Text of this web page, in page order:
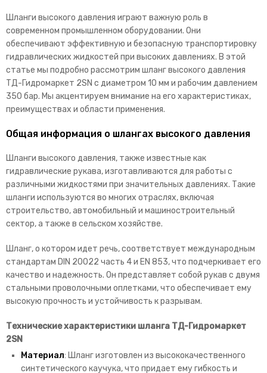
Шланги высокого давления играют важную роль в
современном промышленном оборудовании. Они
обеспечивают эффективную и безопасную транспортировку
гидравлических жидкостей при высоких давлениях. В этой
статье мы подробно рассмотрим шланг высокого давления
ТД-Гидромаркет 2SN с диаметром 10 мм и рабочим давлением
350 бар. Мы акцентируем внимание на его характеристиках,
преимуществах и области применения.
Общая информация о шлангах высокого давления
Шланги высокого давления, также известные как
гидравлические рукава, изготавливаются для работы с
различными жидкостями при значительных давлениях. Такие
шланги используются во многих отраслях, включая
строительство, автомобильный и машиностроительный
сектор, а также в сельском хозяйстве.
Шланг, о котором идет речь, соответствует международным
стандартам DIN 20022 часть 4 и EN 853, что подчеркивает его
качество и надежность. Он представляет собой рукав с двумя
стальными проволочными оплетками, что обеспечивает ему
высокую прочность и устойчивость к разрывам.
Технические характеристики шланга ТД-Гидромаркет
2SN
Материал: Шланг изготовлен из высококачественного
синтетического каучука, что придает ему гибкость и